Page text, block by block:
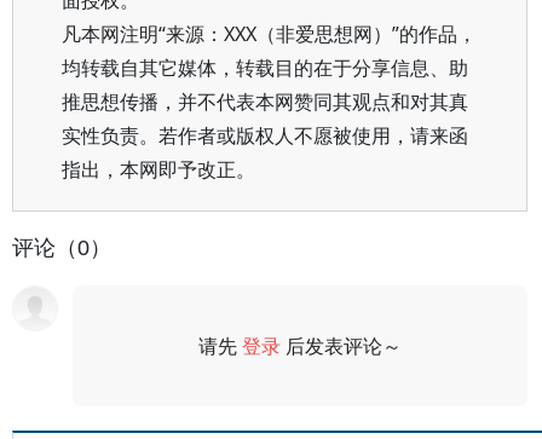
凡本网注明“来源：XXX（非爱思想网）”的作品，
均转载自其它媒体，转载目的在于分享信息、助
推思想传播，并不代表本网赞同其观点和对其真
实性负责。若作者或版权人不愿被使用，请来函
指出，本网即予改正。
评论（0）
请先登录 后发表评论～